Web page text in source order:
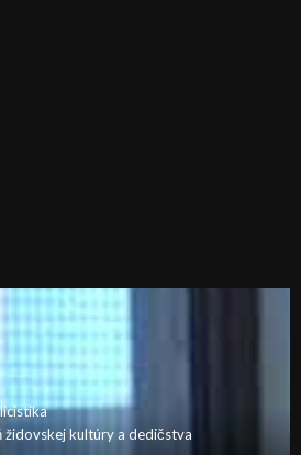
židovskej kultúry a dedičstva